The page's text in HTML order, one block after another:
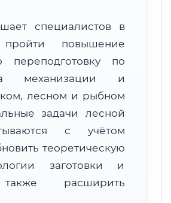
специалистов в
повышение
переподготовку по
механизации и
лесном и рыбном
задачи лесной
с учётом
теоретическую
заготовки и
расширить